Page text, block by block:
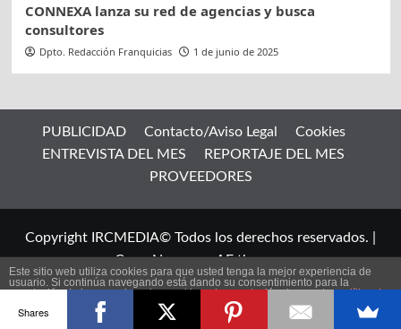
CONNEXA lanza su red de agencias y busca
consultores
Dpto. Redacción Franquicias 1 de junio de 2025
PUBLICIDAD Contacto/Aviso Legal
Cookies
ENTREVISTA DEL MES
REPORTAJE DEL MES
PROVEEDORES
Copyright IRCMEDIA© Todos los derechos reservados.
CoverNewspor AF themes.
Este sitio web utiliza cookies para que usted tenga la mejor experiencia de
usuario. Si continúa navegando está dando su consentimiento para la
aceptación de las mencionadas cookies y la aceptación de nuestrapolítica de
, pinche el enlace para mayor información.
plugin cookies
Shares